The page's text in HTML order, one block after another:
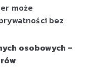
może
bez
osobowych –